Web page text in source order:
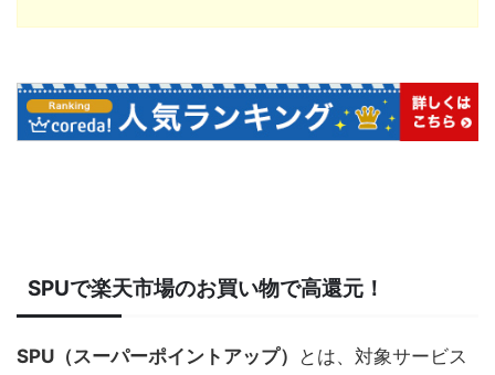
SPUで楽天市場のお買い物で高還元！
SPU（スーパーポイントアップ）
とは、対象サービス